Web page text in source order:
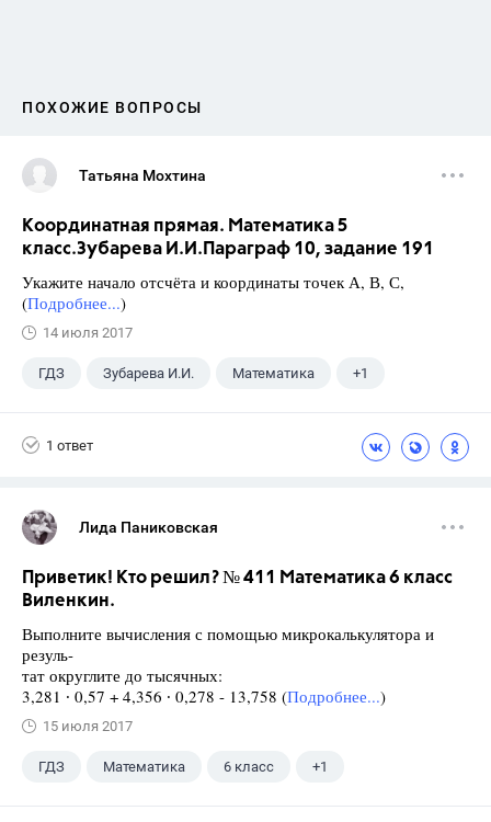
ПОХОЖИЕ ВОПРОСЫ
Татьяна Мохтина
Координатная прямая. Математика 5
класс.Зубарева И.И.Параграф 10, задание 191
Укажите начало отсчёта и координаты точек А, В, С,
(Подробнее...)
14 июля 2017
ГДЗ Зубарева И.И. Математика +1
1 ответ
Лида Паниковская
Приветик! Кто решил? № 411 Математика 6 класс
Виленкин.
Выполните вычисления с помощью микрокалькулятора и
резуль-
тат округлите до тысячных:
3,281 ∙ 0,57 + 4,356 ∙ 0,278 - 13,758 (Подробнее...)
15 июля 2017
ГДЗ Математика 6 класс +1